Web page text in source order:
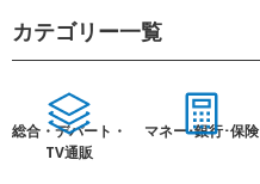
カテゴリー一覧
総合・デパート・
TV通販
マネー･銀行･保険